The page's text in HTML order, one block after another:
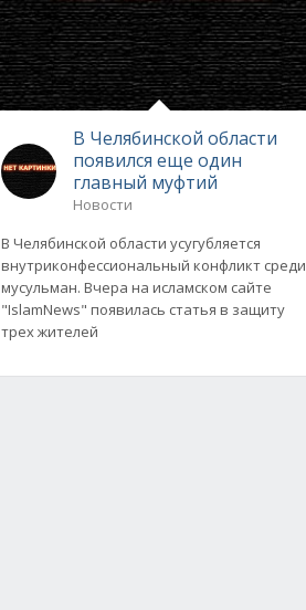
В Челябинской области
появился еще один
главный муфтий
Новости
В Челябинской области усугубляется
внутриконфессиональный конфликт среди
мусульман. Вчера на исламском сайте
"IslamNews" появилась статья в защиту
трех жителей